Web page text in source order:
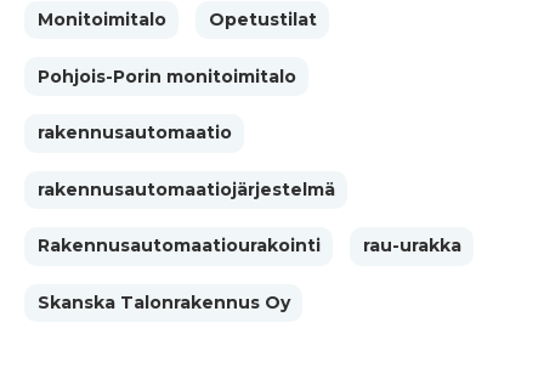
Monitoimitalo Opetustilat
Pohjois-Porin monitoimitalo
rakennusautomaatio
rakennusautomaatiojärjestelmä
Rakennusautomaatiourakointi rau-urakka
Skanska Talonrakennus Oy